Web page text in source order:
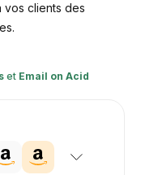
vos clients des
et Email on Acid